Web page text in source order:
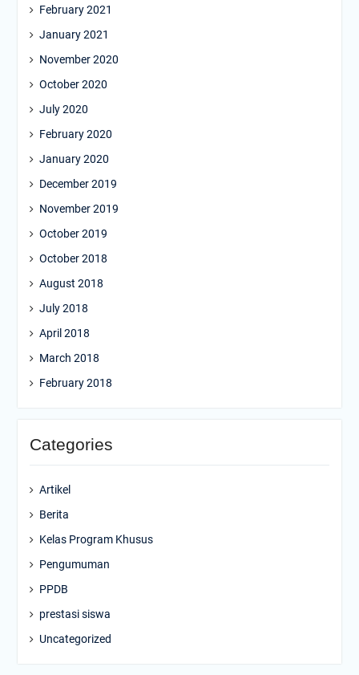
February 2021
January 2021
November 2020
October 2020
July 2020
February 2020
January 2020
December 2019
November 2019
October 2019
October 2018
August 2018
July 2018
April 2018
March 2018
February 2018
Categories
Artikel
Berita
Kelas Program Khusus
Pengumuman
PPDB
prestasi siswa
Uncategorized